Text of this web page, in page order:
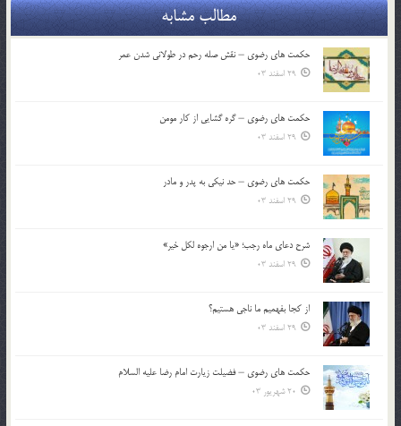
مطالب مشابه
حکمت های رضوی – نقش صله رحم در طولانی شدن عمر
29 اسفند 03
حکمت های رضوی – گره گشایی از کار مومن
29 اسفند 03
حکمت های رضوی – حد نیکی به پدر و مادر
29 اسفند 03
شرح دعای ماه رجب؛ «یا من ارجوه لکل خیر»
29 اسفند 03
از كجا بفهميم ما ناجی هستیم؟
29 اسفند 03
حکمت های رضوی – فضیلت زیارت امام رضا علیه السلام
20 شهریور 03